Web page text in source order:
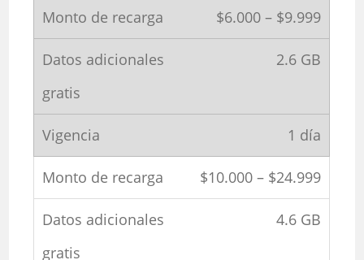
$6.000 – $9.999
2.6 GB
1 día
$10.000 – $24.999
4.6 GB